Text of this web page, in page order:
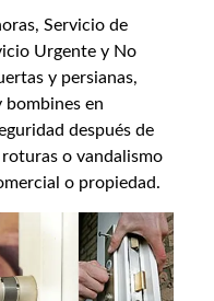
Servicio de
Urgente y No
y persianas,
en
después de
o vandalismo
o propiedad.